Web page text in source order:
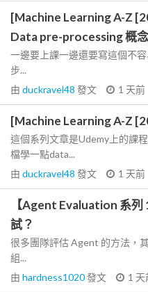
[Machine Learning A-Z
Data pre-processing 概念
一邊要上課一邊還要寫這個不
步...
由 duckravel48 發文 1 天前
[Machine Learning A-Z
這個系列文章是Udemy上的課
檔學一點data...
由 duckravel48 發文 1 天前
【Agent Evaluation 系
試？
很多團隊評估 Agent 的方法，
組...
由 hardness1020發文 1 天